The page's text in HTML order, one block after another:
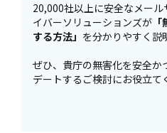
20,000社以上に安全なメー
イバーソリューションズが
する方法」 を分かりやすく説
ぜひ、貴庁の無害化を安全
デートするご検討にお役立て